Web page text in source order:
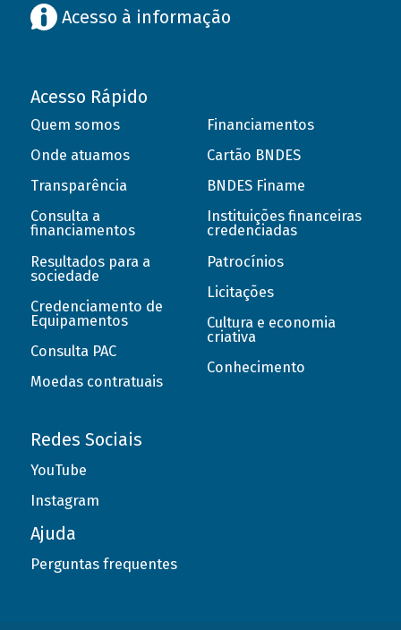
Acesso à informação
Acesso Rápido
Quem somos
Onde atuamos
Transparência
Consulta a
financiamentos
Resultados para a
sociedade
Credenciamento de
Equipamentos
Consulta PAC
Moedas contratuais
Financiamentos
Cartão BNDES
BNDES Finame
Instituições financeiras
credenciadas
Patrocínios
Licitações
Cultura e economia
criativa
Conhecimento
Redes Sociais
YouTube
Instagram
Ajuda
Perguntas frequentes